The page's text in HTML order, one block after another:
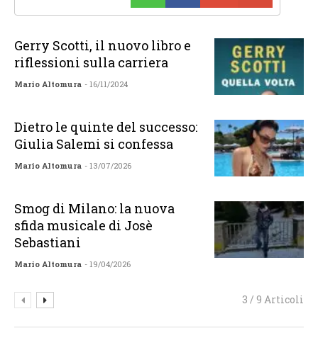
Gerry Scotti, il nuovo libro e
riflessioni sulla carriera
Mario Altomura - 16/11/2024
Dietro le quinte del successo:
Giulia Salemi si confessa
Mario Altomura - 13/07/2026
Smog di Milano: la nuova
sfida musicale di Josè
Sebastiani
Mario Altomura - 19/04/2026
3 / 9 Articoli